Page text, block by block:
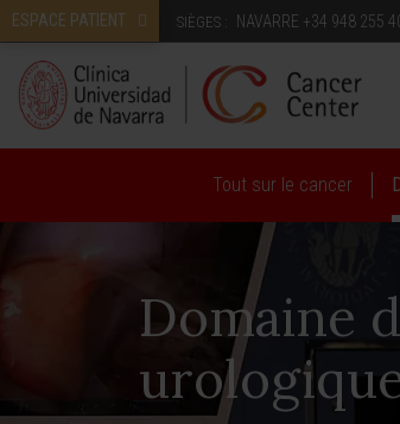
ESPACE PATIENT SIÈGES : NAVARRE +34 948 255
Tout sur le cancer
Domaine